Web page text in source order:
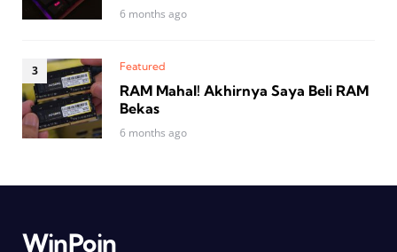
6 months ago
Featured
RAM Mahal! Akhirnya Saya Beli RAM
Bekas
6 months ago
WinPoin